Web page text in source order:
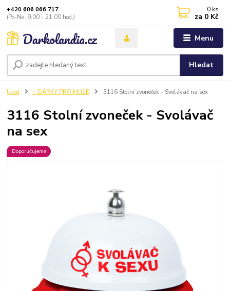
Menu
Hledat
+420 606 066 717
(Po-Ne, 9:00 - 21:00 hod.)
0 ks
za 0 Kč
Úvod ♂️ DÁRKY PRO MUŽE 3116 Stolní zvoneček - Svolávač na sex
3116 Stolní zvoneček - Svolávač
na sex
Doporučujeme